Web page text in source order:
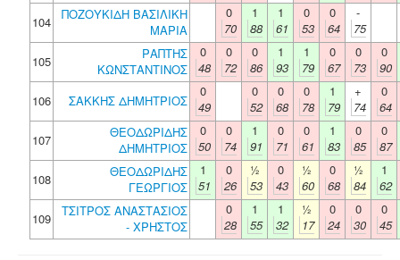
104
ΠΟΖΟΥΚΙΔΗ ΒΑΣΙΛΙΚΗ
ΜΑΡΙΑ
0
70
1
88
1
61
0
53
0
64
-
75
105
ΡΑΠΤΗΣ
ΚΩΝΣΤΑΝΤΙΝΟΣ
0
48
0
72
0
86
1
93
1
79
0
67
0
73
0
90
106
ΣΑΚΚΗΣ ΔΗΜΗΤΡΙΟΣ
0
49
0
52
0
68
0
78
1
79
+
74
0
64
107
ΘΕΟΔΩΡΙΔΗΣ
ΔΗΜΗΤΡΙΟΣ
0
50
0
74
1
91
0
71
0
61
1
83
0
85
0
87
108
ΘΕΟΔΩΡΙΔΗΣ
ΓΕΩΡΓΙΟΣ
1
51
0
26
½
53
0
43
½
60
0
68
½
84
1
62
109
ΤΣΙΤΡΟΣ ΑΝΑΣΤΑΣΙΟΣ
- ΧΡΗΣΤΟΣ
0
28
1
55
1
32
½
17
0
24
0
30
0
45